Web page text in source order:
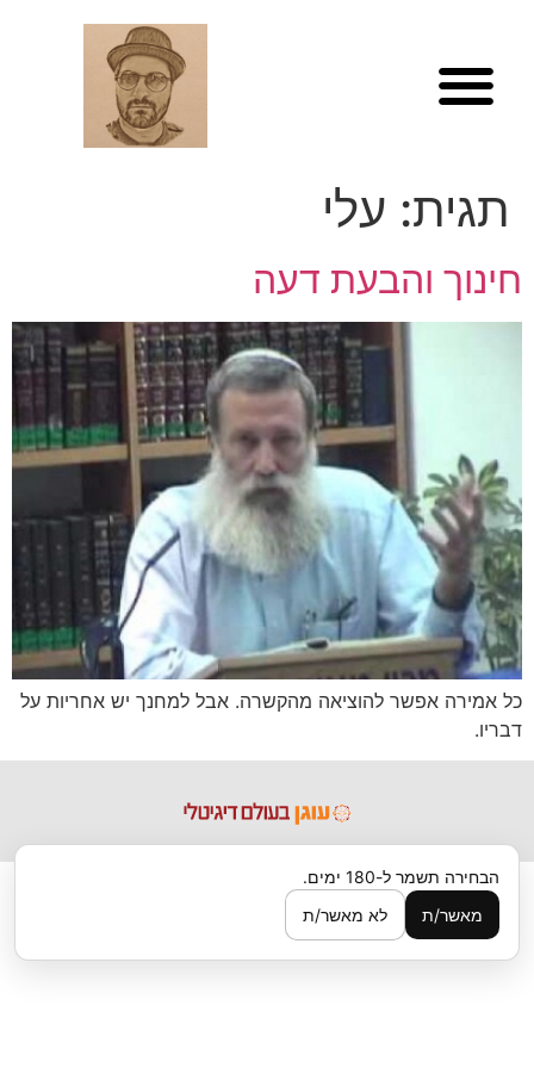
תגית: עלי
חינוך והבעת דעה
כל אמירה אפשר להוציאה מהקשרה. אבל למחנך יש אחריות על
דבריו.
הבחירה תשמר ל-180 ימים.
מאשר/ת
לא מאשר/ת